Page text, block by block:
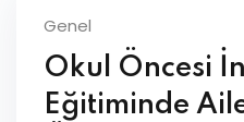
Genel
Okul Öncesi
Eğitiminde Aile